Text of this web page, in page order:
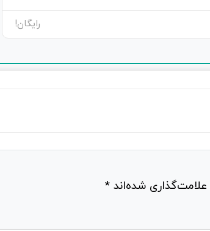
رایگان!
شده‌اند *